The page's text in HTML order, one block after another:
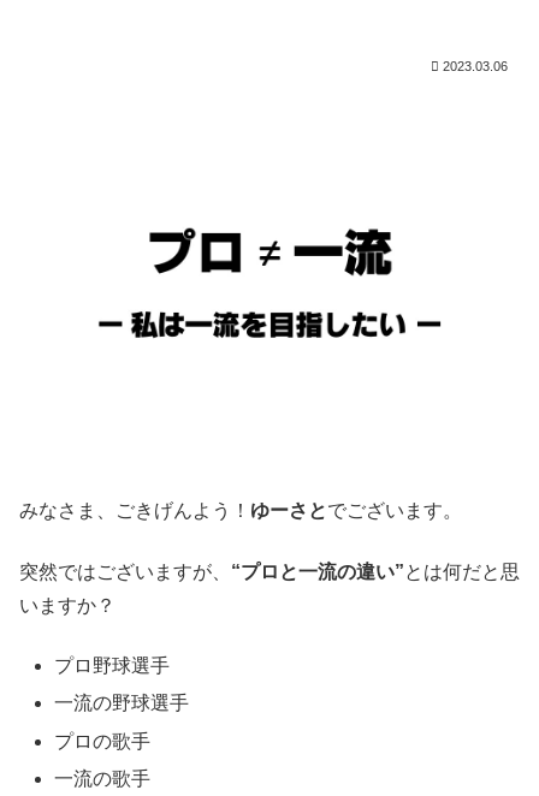
2023.03.06
みなさま、ごきげんよう！ ゆーさとでございます。
突然ではございますが、 “プロと一流の違い”とは何だと思
いますか？
プロ野球選手
一流の野球選手
プロの歌手
一流の歌手